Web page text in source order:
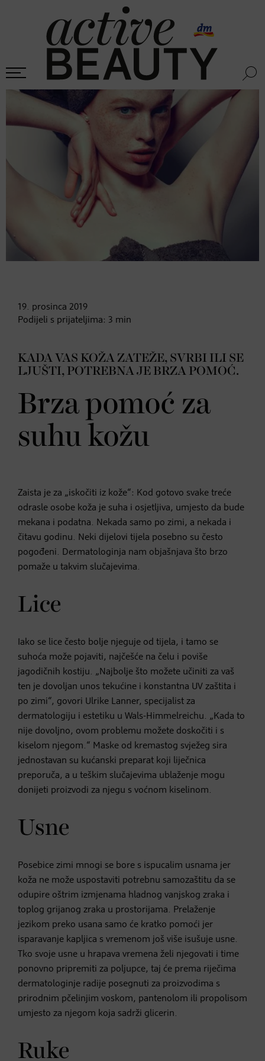
19. prosinca 2019
Podijeli s prijateljima: 3 min
KADA VAS KOŽA ZATEŽE, SVRBI ILI SE
LJUŠTI, POTREBNA JE BRZA POMOĆ.
Brza pomoć za
suhu kožu
Zaista je za „iskočiti iz kože“: Kod gotovo svake treće
odrasle osobe koža je suha i osjetljiva, umjesto da bude
mekana i podatna. Nekada samo po zimi, a nekada i
čitavu godinu. Neki dijelovi tijela posebno su često
pogođeni. Dermatologinja nam objašnjava što brzo
pomaže u takvim slučajevima.
Lice
Iako se lice često bolje njeguje od tijela, i tamo se
suhoća može pojaviti, najčešće na čelu i poviše
jagodičnih kostiju. „Najbolje što možete učiniti za vaš
ten je dovoljan unos tekućine i konstantna UV zaštita i
po zimi“, govori Ulrike Lanner, specijalist za
dermatologiju i estetiku u Wals-Himmelreichu. „Kada to
nije dovoljno, ovom problemu možete doskočiti i s
kiselom njegom.“ Maske od kremastog svježeg sira
jednostavan su kućanski preparat koji liječnica
preporuča, a u teškim slučajevima ublaženje mogu
donijeti proizvodi za njegu s voćnom kiselinom.
Usne
Posebice zimi mnogi se bore s ispucalim usnama jer
koža ne može uspostaviti potrebnu samozaštitu da se
odupire oštrim izmjenama hladnog vanjskog zraka i
toplog grijanog zraka u prostorijama. Prelaženje
jezikom preko usana samo će kratko pomoći jer
isparavanje kapljica s vremenom još više isušuje usne.
Tko svoje usne u hrapava vremena želi njegovati i time
ponovno pripremiti za poljupce, taj će prema riječima
dermatologinje radije posegnuti za proizvodima s
prirodnim pčelinjim voskom, pantenolom ili propolisom
umjesto za njegom koja sadrži glicerin.
Ruke